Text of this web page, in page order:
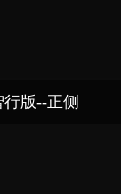
版--正侧